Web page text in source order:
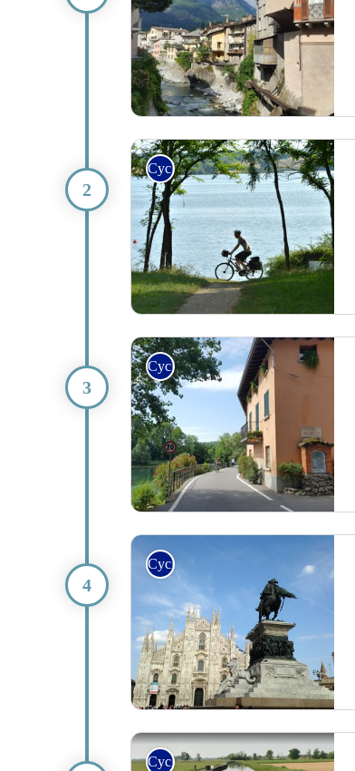
Cycle
Cycle
Cycle
Cycle